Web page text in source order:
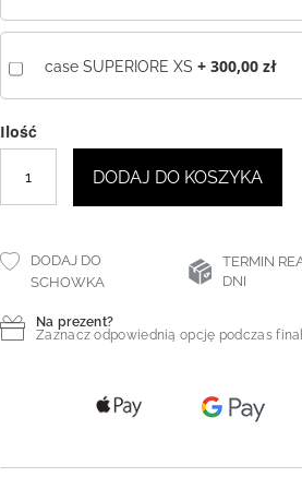
case SUPERIORE XS + 300,00 zł
Ilość
DODAJ DO KOSZYKA
DODAJ DO
SCHOWKA
TERMIN
DNI
Na prezent?
Zaznacz odpowiednią opcję podczas